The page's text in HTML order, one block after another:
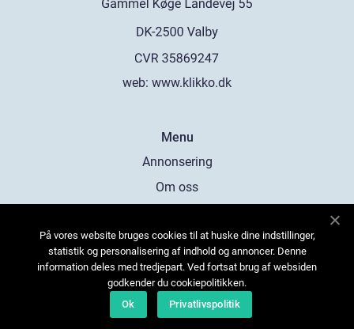
web: www.klikko.dk
Menu
Annonsering
Om oss
Kontakta oss
Sitemap
På vores website bruges cookies til at huske dine indstillinger,
statistik og personalisering af indhold og annoncer. Denne
information deles med tredjepart. Ved fortsat brug af websiden
godkender du cookiepolitikken.
Ok
Privatlivspolitik